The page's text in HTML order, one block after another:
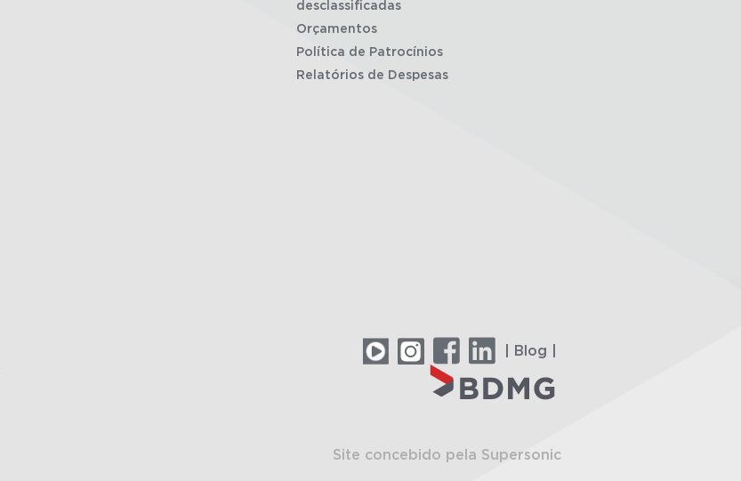
desclassificadas
Orçamentos
Política de Patrocínios
Relatórios de Despesas
| Blog |
Site concebido pela Supersonic